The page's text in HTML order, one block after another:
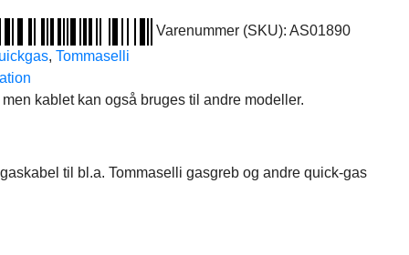
Varenummer (SKU): AS01890
, Tommaselli
kablet kan også bruges til andre modeller.
til bl.a. Tommaselli gasgreb og andre quick-gas